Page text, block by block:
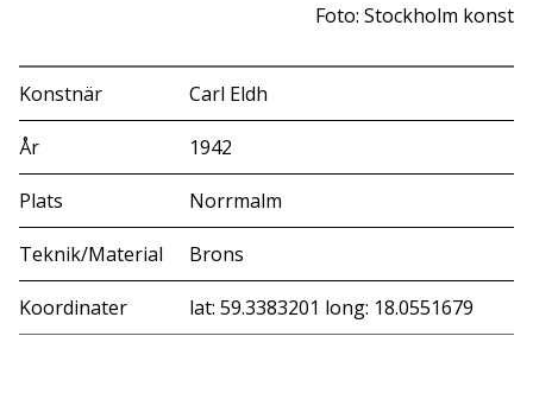
Foto: Stockholm konst
Konstnär Carl Eldh
År 1942
Plats Norrmalm
Teknik/Material Brons
Koordinater lat: 59.3383201 long: 18.0551679